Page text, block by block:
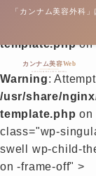
「カンナム美容外科
Warning:
/usr/share/
template.phpon
Warning:
/usr/share/
template.php on
class="wp-
swell wp-child-
on -frame-off" >